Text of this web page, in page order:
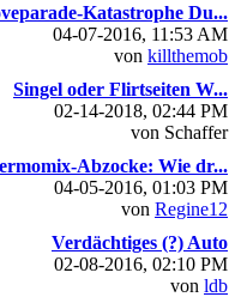
Katastrophe Du...
04-07-2016, 11:53 AM
von killthemob
Singel oder Flirtseiten W...
02-14-2018, 02:44 PM
von Schaffer
Abzocke: Wie dr...
04-05-2016, 01:03 PM
von Regine12
Verdächtiges (?) Auto
02-08-2016, 02:10 PM
von ldb